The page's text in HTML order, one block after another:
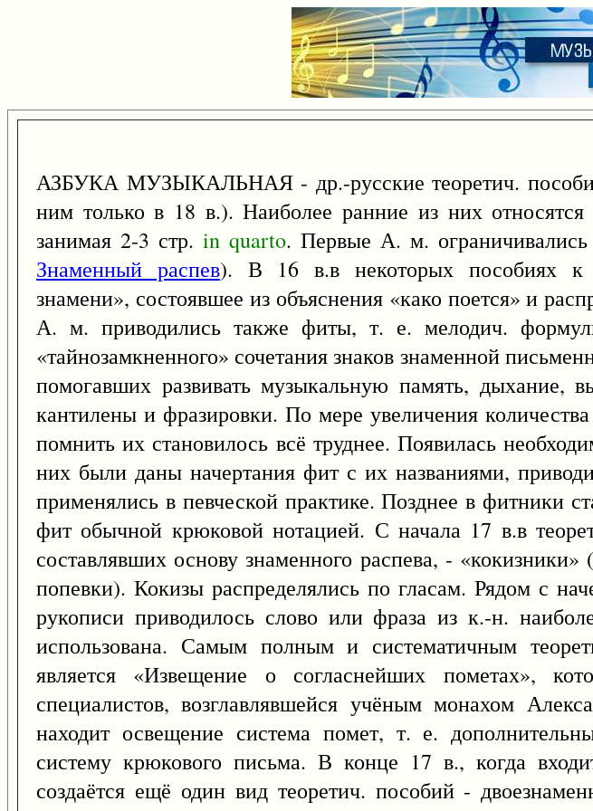
АЗБУКА МУЗЫКАЛЬНАЯ - др.-русские теоретич. пособия
ним только в 18 в.). Наиболее ранние из них
занимая 2-3 стр. in quarto. Первые А. м.
Знаменный распев). В 16 в.в некоторых пособиях к
знамени», состоявшее из объяснения «како поется» и
А. м. приводились также фиты, т. е. мелодич.
«тайнозамкненного» сочетания знаков знаменной
помогавших развивать музыкальную память, дыхание,
кантилены и фразировки. По мере увеличения
помнить их становилось всё труднее. Появилась
них были даны начертания фит с их названиями,
применялись в певческой практике. Позднее в фитники
фит обычной крюковой нотацией. С начала 17 в.в
составлявших основу знаменного распева, -
попевки). Кокизы распределялись по гласам. Рядом с
рукописи приводилось слово или фраза из к.-н.
использована. Самым полным и систематичным
является «Извещение о согласнейших пометах»,
специалистов, возглавлявшейся учёным монахом
находит освещение система помет, т. е.
систему крюкового письма. В конце 17 в., когда
создаётся ещё один вид теоретич. пособий -